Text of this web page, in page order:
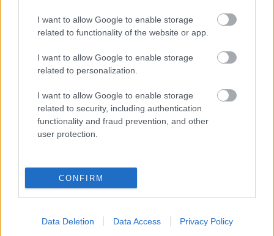
I want to allow Google to enable storage
related to functionality of the website or app.
I want to allow Google to enable storage
related to personalization.
I want to allow Google to enable storage
related to security, including authentication
functionality and fraud prevention, and other
user protection.
CONFIRM
Data Deletion Data Access Privacy Policy
Szerelem
Tomcsa Sándor
Színház,
pályaudvar
forrás: hamlet.ro